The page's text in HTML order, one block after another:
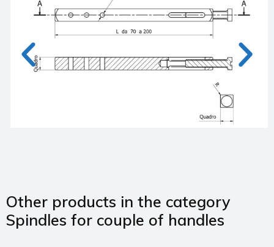
Other products in the category
Spindles for couple of handles